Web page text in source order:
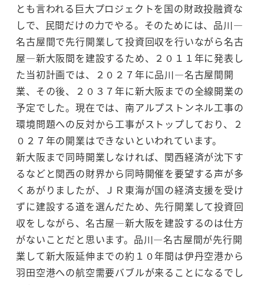
とも言われる巨大プロジェクトを国の財政投融資な
しで、民間だけの力でやる。そのためには、品川―
名古屋間で先行開業して投資回収を行いながら名古
屋―新大阪間を建設するため、２０１１年に発表し
た当初計画では、２０２７年に品川―名古屋間開
業、その後、２０３７年に新大阪までの全線開業の
予定でした。現在では、南アルプストンネル工事の
環境問題への反対から工事がストップしており、２
０２７年の開業はできないといわれています。
新大阪まで同時開業しなければ、関西経済が沈下す
るなどと関西の財界から同時開催を要望する声が多
くあがりましたが、ＪＲ東海が国の経済支援を受け
ずに建設する道を選んだため、先行開業して投資回
収をしながら、名古屋―新大阪を建設するのは仕方
がないことだと思います。品川―名古屋間が先行開
業して新大阪延伸までの約１０年間は伊丹空港から
羽田空港への航空需要バブルが来ることになるでし